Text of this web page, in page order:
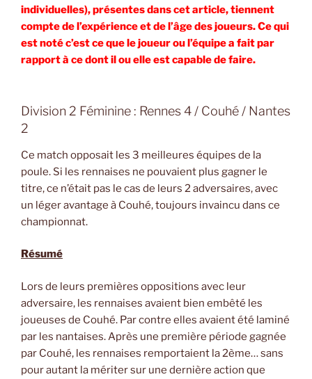
individuelles), présentes dans cet article, tiennent
compte de l’expérience et de l’âge des joueurs. Ce qui
est noté c’est ce que le joueur ou l’équipe a fait par
rapport à ce dont il ou elle est capable de faire.
Division 2 Féminine : Rennes 4 / Couhé / Nantes
2
Ce match opposait les 3 meilleures équipes de la
poule. Si les rennaises ne pouvaient plus gagner le
titre, ce n’était pas le cas de leurs 2 adversaires, avec
un léger avantage à Couhé, toujours invaincu dans ce
championnat.
Résumé
Lors de leurs premières oppositions avec leur
adversaire, les rennaises avaient bien embêté les
joueuses de Couhé. Par contre elles avaient été laminé
par les nantaises. Après une première période gagnée
par Couhé, les rennaises remportaient la 2ème… sans
pour autant la mériter sur une dernière action que